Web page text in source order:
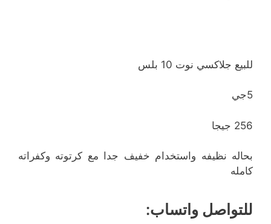
للبيع جلاكسي نوت 10 بلس
5جي
256 جيجا
بحاله نظيفه واستخدام خفيف جدا مع كرتوته وكفراته
كامله
للتواصل واتساب: